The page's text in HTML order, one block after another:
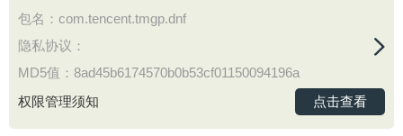
包名：com.tencent.tmgp.dnf
隐私协议：
MD5值：8ad45b6174570b0b53cf01150094196a
权限管理须知
点击查看